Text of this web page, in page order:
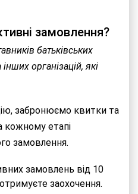
замовлення?
батьківських
організацій, які
забронюємо квитки та
кожному етапі
замовлення.
замовлень від 10
заохочення.